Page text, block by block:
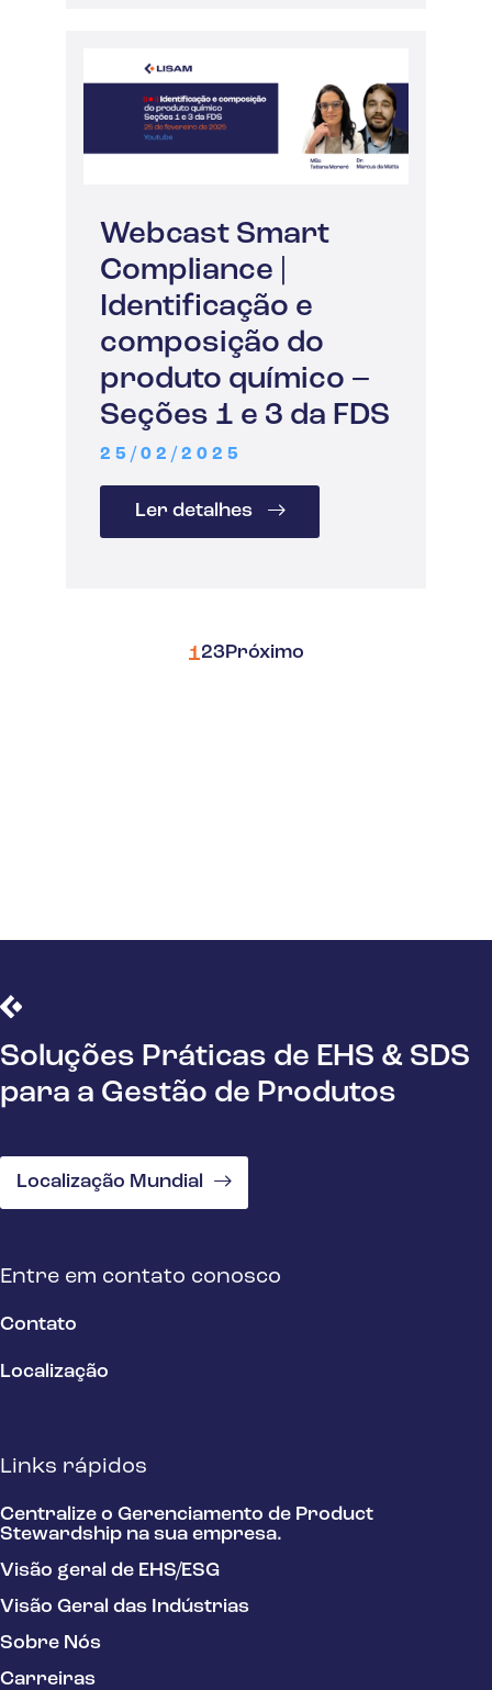
Webcast Smart
Compliance |
Identificação e
composição do
produto químico –
Seções 1 e 3 da FDS
25/02/2025
Ler detalhes
Paginação
123Próximo
Soluções Práticas de EHS & SDS
para a Gestão de Produtos
Localização Mundial
Entre em contato conosco
Contato
Localização
Links rápidos
Centralize o Gerenciamento de Product
Stewardship na sua empresa.
Visão geral de EHS/ESG
Visão Geral das Indústrias
Sobre Nós
Carreiras